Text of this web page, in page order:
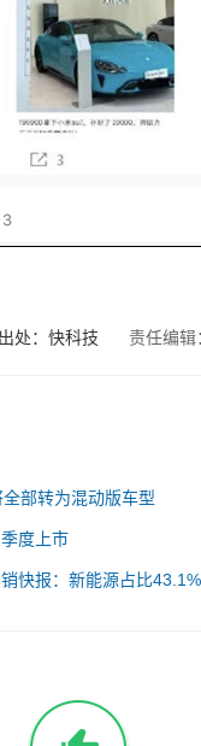
处：快科技 责任编辑
部转为混动版车型
度上市
快报：新能源占比43.1%